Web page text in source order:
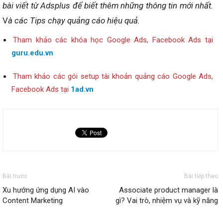
bài viết từ Adsplus để biết thêm những thông tin mới nhất.
Và các Tips chạy quảng cáo hiệu quả.
Tham khảo các khóa học Google Ads, Facebook Ads tại
guru.edu.vn
Tham khảo các gói setup tài khoản quảng cáo Google Ads,
Facebook Ads tại 1ad.vn
Bài trước
Xu hướng ứng dụng AI vào
Content Marketing
Bài tiếp theo
Associate product manager là
gì? Vai trò, nhiệm vụ và kỹ năng